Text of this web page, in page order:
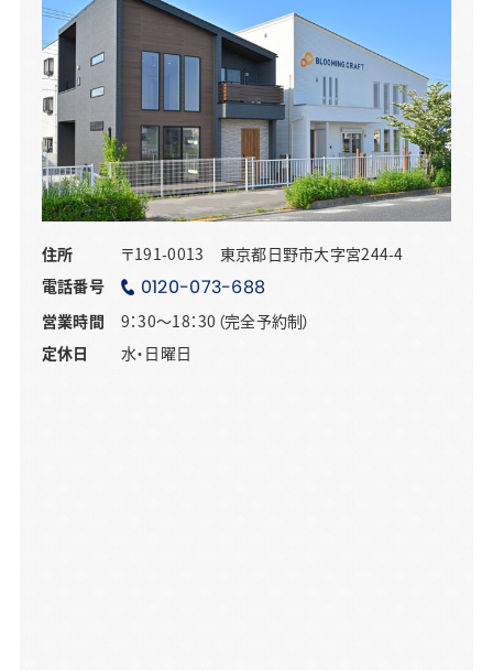
住所
〒191-0013 東京都日野市大字宮244-4
電話番号
0120-073-688
営業時間
9：30～18：30（完全予約制）
定休日
水・日曜日